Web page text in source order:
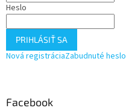
Heslo
PRIHLÁSIŤ SA
Nová registráciaZabudnuté heslo
Facebook